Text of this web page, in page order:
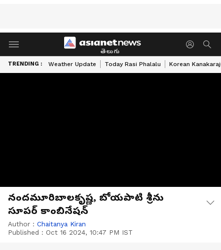
తెలుగు
TRENDING : Weather Update Today Rasi Phalalu Korean
నందమూరిబాలకృష్ణ, బోయపాటి శ్రీను
సూపర్ కాంబినేషన్
Author : Chaitanya Kiran
Published : Oct 16 2024, 10:47 PM IST